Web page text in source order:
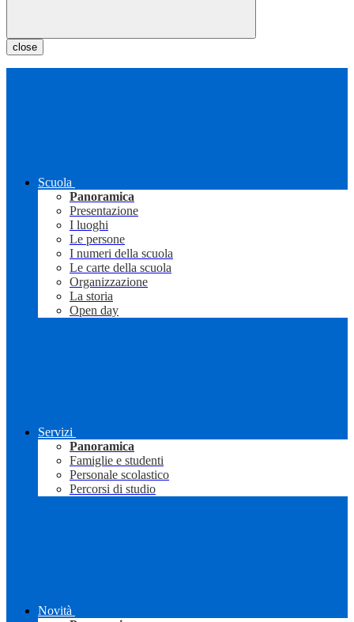
close
Scuola
Panoramica
Presentazione
I luoghi
Le persone
I numeri della scuola
Le carte della scuola
Organizzazione
La storia
Open day
Servizi
Panoramica
Famiglie e studenti
Personale scolastico
Percorsi di studio
Novità